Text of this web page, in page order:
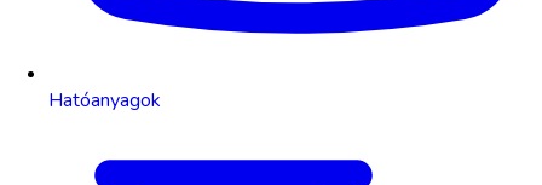
Hatóanyagok